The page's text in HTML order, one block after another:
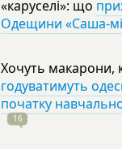
«каруселі»: що
Одещини «Саша-
Хочуть макарони,
годуватимуть
початку
16